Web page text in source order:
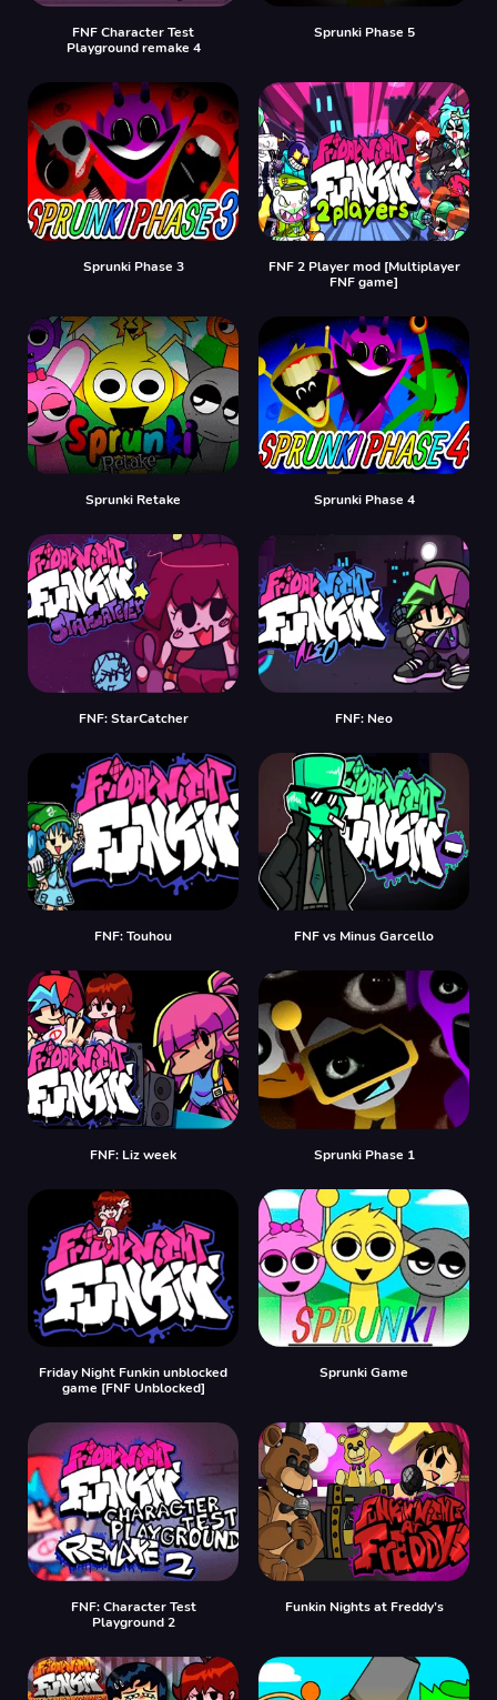
FNF Character Test
Playground remake 4
Sprunki Phase 5
Sprunki Phase 3
FNF 2 Player mod [Multiplayer
FNF game]
Sprunki Retake Sprunki Phase 4
FNF: StarCatcher FNF: Neo
FNF: Touhou FNF vs Minus Garcello
FNF: Liz week Sprunki Phase 1
Friday Night Funkin unblocked
game [FNF Unblocked]
Sprunki Game
FNF: Character Test
Playground 2
Funkin Nights at Freddy’s